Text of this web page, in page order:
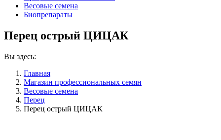
Весовые семена
Биопрепараты
Перец острый ЦИЦАК
Вы здесь:
Главная
Магазин профессиональных семян
Весовые семена
Перец
Перец острый ЦИЦАК